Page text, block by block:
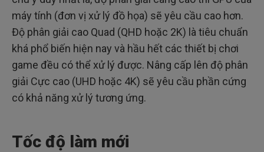
máy tính (đơn vị xử lý đồ họa) sẽ yêu cầu cao hơn.
Độ phân giải cao Quad (QHD hoặc 2K) là tiêu chuẩn
khá phổ biến hiện nay và hầu hết các thiết bị chơi
game đều có thể xử lý được. Nâng cấp lên độ phân
giải Cực cao (UHD hoặc 4K) sẽ yêu cầu phần cứng
có khả năng xử lý tương ứng.
Tốc độ làm mới